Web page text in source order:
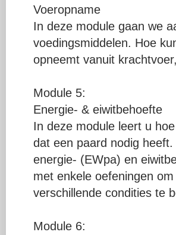
Voeropname
In deze module gaan we
voedingsmiddelen. Hoe
opneemt vanuit
Module 5:
Energie- & eiwitbehoefte
In deze module leert u
dat een paard nodig
energie- (EWpa) en
met enkele oefeningen
verschillende condities te
Module 6: